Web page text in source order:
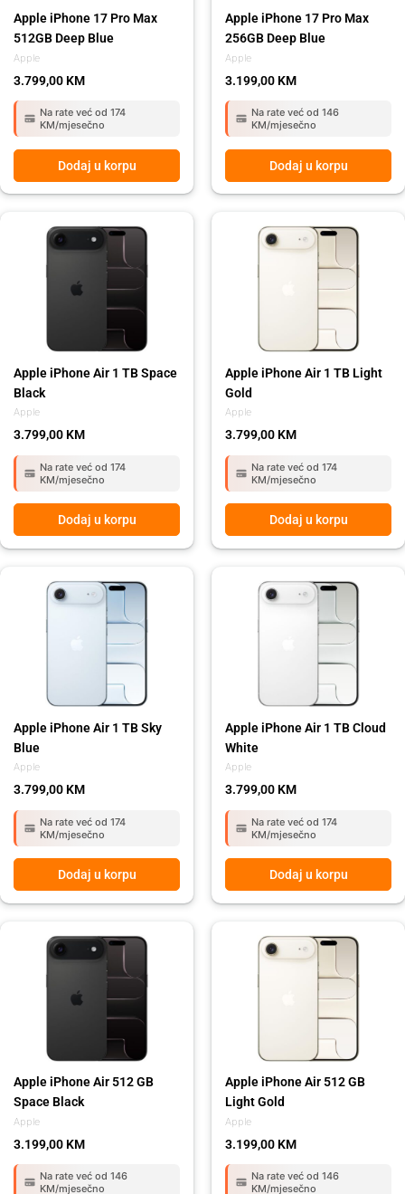
Apple
Apple iPhone 17 Pro Max
512GB Deep Blue
3.799,00 KM
Na rate već od 174
KM/mjesečno
Dodaj u korpu
Apple
Apple iPhone 17 Pro Max
256GB Deep Blue
3.199,00 KM
Na rate već od 146
KM/mjesečno
Dodaj u korpu
Apple
Apple iPhone Air 1 TB Space
Black
3.799,00 KM
Na rate već od 174
KM/mjesečno
Dodaj u korpu
Apple
Apple iPhone Air 1 TB Light
Gold
3.799,00 KM
Na rate već od 174
KM/mjesečno
Dodaj u korpu
Apple
Apple iPhone Air 1 TB Sky
Blue
3.799,00 KM
Na rate već od 174
KM/mjesečno
Dodaj u korpu
Apple
Apple iPhone Air 1 TB Cloud
White
3.799,00 KM
Na rate već od 174
KM/mjesečno
Dodaj u korpu
Apple
Apple iPhone Air 512 GB
Space Black
3.199,00 KM
Na rate već od 146
KM/mjesečno
Apple
Apple iPhone Air 512 GB
Light Gold
3.199,00 KM
Na rate već od 146
KM/mjesečno